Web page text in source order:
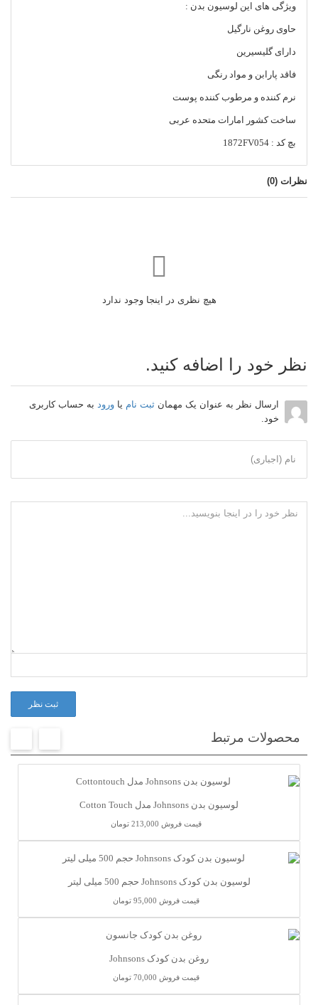
ویژگی های این لوسیون بدن :
حاوی روغن نارگیل
دارای گلیسیرین
فاقد پارابن و مواد رنگی
نرم کننده و مرطوب کننده پوست
ساخت کشور امارات متحده عربی
بچ کد : 1872FV054
نظرات (0
)
هیچ نظری در اینجا وجود ندارد
نظر خود را اضافه کنید.
ارسال نظر به عنوان یک مهمان ثبت نام یا ورود به حساب کاربری
خود.
نام (اجباری)
ثبت نظر
محصولات مرتبط
لوسیون بدن Johnsons مدل Cotton Touch
قیمت فروش 213,000 تومان
لوسیون بدن کودک Johnsons حجم 500 میلی لیتر
قیمت فروش 95,000 تومان
روغن بدن کودک Johnsons
قیمت فروش 70,000 تومان